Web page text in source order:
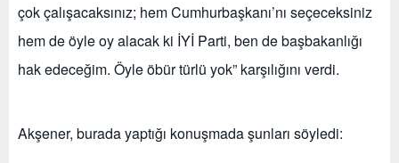
çok çalışacaksınız; hem Cumhurbaşkanı’nı seçeceksiniz
hem de öyle oy alacak ki İYİ Parti, ben de başbakanlığı
hak edeceğim. Öyle öbür türlü yok” karşılığını verdi.
Akşener, burada yaptığı konuşmada şunları söyledi: